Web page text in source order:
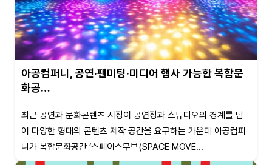
아공컴퍼니, 공연·팬미팅·미디어 행사 가능한 복합문
화공…
최근 공연과 문화콘텐츠 시장이 공연장과 스튜디오의 경계를 넘
어 다양한 형태의 콘텐츠 제작 공간을 요구하는 가운데 아공컴퍼
니가 복합문화공간 ‘스페이스무브(SPACE MOVE...